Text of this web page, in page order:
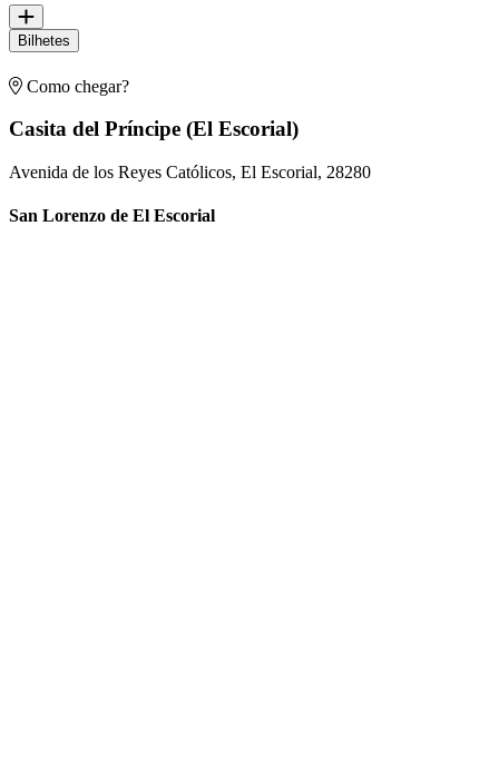
Como chegar?
Casita del Príncipe (El Escorial)
Avenida de los Reyes Católicos, El Escorial, 28280
San Lorenzo de El Escorial
Bilhetes